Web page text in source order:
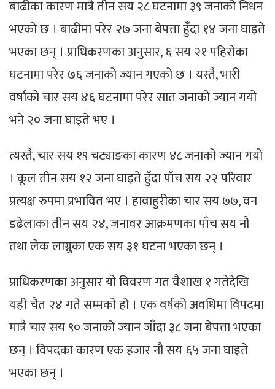
बाढीका कारण मात्रै तीन सय २८ घटनामा ३९ जनाको निधन
भएको छ । बाढीमा परेर २७ जना बेपत्ता हुँदा १४ जना घाइते
भएका छन् । प्राधिकरणका अनुसार, ६ सय २१ पहिरोका
घटनामा परेर ७६ जनाको ज्यान गएको छ । यस्तै, भारी
वर्षाको चार सय ४६ घटनामा परेर सात जनाको ज्यान गयो
भने २० जना घाइते भए ।
त्यस्तै, चार सय १९ चट्याङका कारण ४८ जनाको ज्यान गयो
। कूल तीन सय १२ जना घाइते हुँदा पाँच सय २२ परिवार
प्रत्यक्ष रुपमा प्रभावित भए । हावाहुरीका चार सय ७७, वन
डढेलाका तीन सय २४, जनावर आक्रमणका पाँच सय नौ
तथा लेक लाग्नुका एक सय ३१ घटना भएका छन् ।
प्राधिकरणका अनुसार यो विवरण गत वैशाख १ गतेदेखि
यही चैत २४ गते सम्मको हो । एक वर्षको अवधिमा विपदमा
मात्रै चार सय ९० जनाको ज्यान जाँदा ३८ जना बेपत्ता भएका
छन् । विपदका कारण एक हजार नौ सय ६५ जना घाइते
भएका छन् ।